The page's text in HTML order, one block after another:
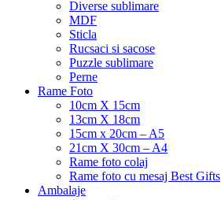
Diverse sublimare
MDF
Sticla
Rucsaci si sacose
Puzzle sublimare
Perne
Rame Foto
10cm X 15cm
13cm X 18cm
15cm x 20cm – A5
21cm X 30cm – A4
Rame foto colaj
Rame foto cu mesaj Best Gifts
Ambalaje